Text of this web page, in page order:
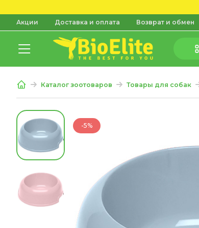
Акции Доставка и оплата Возврат и обмен
Каталог зоотоваров Товары для собак
-5%